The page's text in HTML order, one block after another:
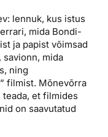
lennuk, kus istus
mida Bondi-
ja papist võimsad
savi­onn, mida
ning
filmist. Mõnevõrra
teada, et filmides
on saavutatud